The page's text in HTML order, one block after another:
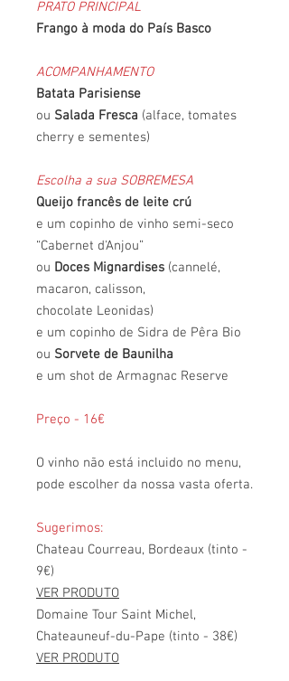
PRATO PRINCIPAL
Frango à moda do País Basco
ACOMPANHAMENTO
Batata Parisiense
ou Salada Fresca (alface, tomates
cherry e sementes)
Escolha a sua SOBREMESA
Queijo francês de leite crú
e um copinho de vinho semi-seco
“Cabernet d'Anjou”
ou Doces Mignardises (cannelé,
macaron, calisson,
chocolate Leonidas)
e um copinho de Sidra de Pêra Bio
ou Sorvete de Baunilha
e um shot de Armagnac Reserve
Preço - 16€
O vinho não está incluido no menu,
pode escolher da nossa vasta oferta.
Sugerimos:
Chateau Courreau, Bordeaux (tinto -
9€)
VER PRODUTO
Domaine Tour Saint Michel,
Chateauneuf-du-Pape (tinto - 38€)
VER PRODUTO